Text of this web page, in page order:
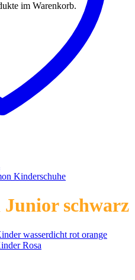
im Warenkorb.
Kinderschuhe
schwarz